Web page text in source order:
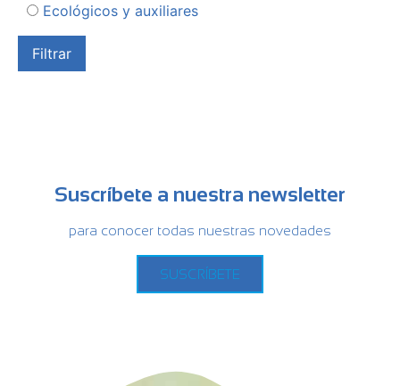
Ecológicos y auxiliares
Suscríbete a nuestra newsletter
para conocer todas nuestras novedades
SUSCRÍBETE